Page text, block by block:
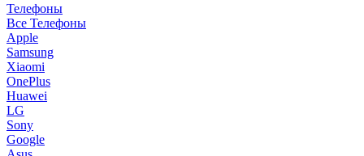
Телефоны
Все Телефоны
Apple
Samsung
Xiaomi
OnePlus
Huawei
LG
Sony
Google